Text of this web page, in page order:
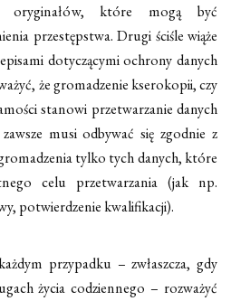
oryginałów, które mogą być
przestępstwa. Drugi ściśle wiąże
dotyczącymi ochrony danych
że gromadzenie kserokopii, czy
stanowi przetwarzanie danych
musi odbywać się zgodnie z
tylko tych danych, które
celu przetwarzania (jak np.
potwierdzenie kwalifikacji).
przypadku – zwłaszcza, gdy
życia codziennego – rozważyć